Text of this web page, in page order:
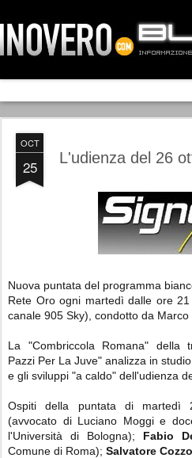
OCT
25 L'udienza del 26
Nuova puntata del programma
Rete Oro ogni martedì dalle ore
canale 905 Sky), condotto da Marco
La "Combriccola Romana" della
Pazzi Per La Juve" analizza in
e gli sviluppi "a caldo" dell'udienza
Ospiti della puntata di martedì
(avvocato di Luciano Moggi e
l'Università di Bologna); Fabio
Comune di Roma); Salvatore